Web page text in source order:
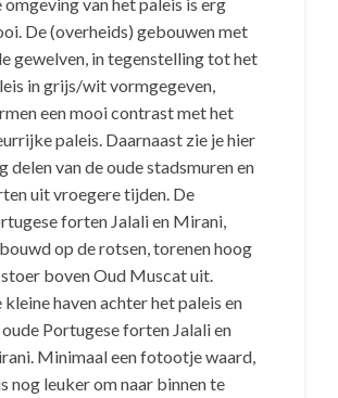
De (overheids) gebouwen met
gewelven, in tegenstelling tot het
in grijs/wit vormgegeven,
een mooi contrast met het
paleis. Daarnaast zie je hier
delen van de oude stadsmuren en
uit vroegere tijden. De
forten Jalali en Mirani,
op de rotsen, torenen hoog
boven Oud Muscat uit.
kleine haven achter het paleis en
Portugese forten Jalali en
Minimaal een fotootje waard,
nog leuker om naar binnen te